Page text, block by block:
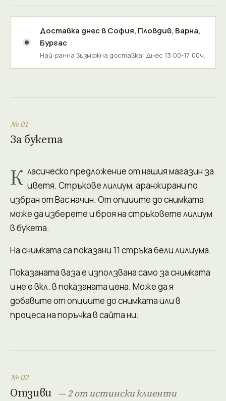
Доставка днес вСофия, Пловдив, Варна,
Бургас
Най-ранна възможна доставка: Днес 13:00-17:00ч.
№ 01
За букета
К ласическо предложение от нашия магазин за
цветя. Стръкове лилиум, аранжирани по
избран от Вас начин. От опциите до снимката
може да изберете и броя на стръковете лилиум
в букета.
На снимката са показани 11 стръка бели лилиума.
Показаната ваза е използвана само за снимката
и не е вкл. в показаната цена. Може да я
добавите от опциите до снимката или в
процеса на поръчка в сайта ни.
№ 02
Отзиви — 2 от истински клиенти